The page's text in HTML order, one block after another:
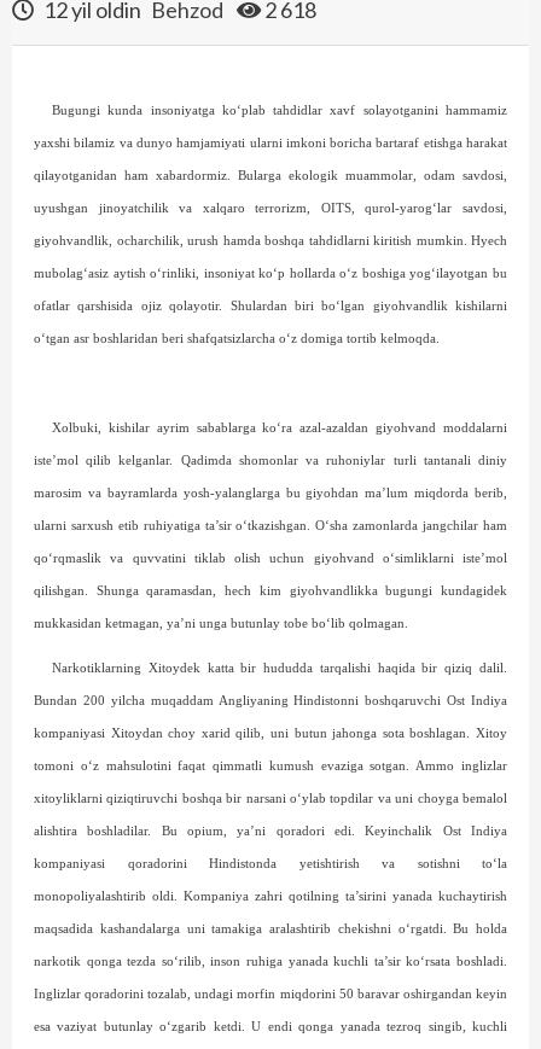
12 yil oldin Behzod 2 618
Bugungi kunda insoniyatga ko‘plab tahdidlar xavf solayotganini hammamiz
yaxshi bilamiz va dunyo hamjamiyati ularni imkoni boricha bartaraf etishga harakat
qilayotganidan ham xabardormiz. Bularga ekologik muammolar, odam savdosi,
uyushgan jinoyatchilik va xalqaro terrorizm, OITS, qurol-yarog‘lar savdosi,
giyohvandlik, ocharchilik, urush hamda boshqa tahdidlarni kiritish mumkin. Hyech
mubolag‘asiz aytish o‘rinliki, insoniyat ko‘p hollarda o‘z boshiga yog‘ilayotgan bu
ofatlar qarshisida ojiz qolayotir. Shulardan biri bo‘lgan giyohvandlik kishilarni
o‘tgan asr boshlaridan beri shafqatsizlarcha o‘z domiga tortib kelmoqda.
Xolbuki, kishilar ayrim sabablarga ko‘ra azal-azaldan giyohvand moddalarni
iste’mol qilib kelganlar. Qadimda shomonlar va ruhoniylar turli tantanali diniy
marosim va bayramlarda yosh-yalanglarga bu giyohdan ma’lum miqdorda berib,
ularni sarxush etib ruhiyatiga ta’sir o‘tkazishgan. O‘sha zamonlarda jangchilar ham
qo‘rq­maslik va quvvatini tiklab olish uchun giyohvand o‘simliklarni iste’mol
qilishgan. Shunga qaramasdan, hech kim giyohvandlikka bugungi kundagidek
mukkasidan ketmagan, ya’ni unga butunlay tobe bo‘lib qolmagan.
Narkotiklarning Xitoydek katta bir hududda tarqalishi haqida bir qiziq dalil.
Bundan 200 yilcha muqaddam Angliyaning Hindistonni boshqaruvchi Ost Indiya
kompaniyasi Xitoydan choy xarid qilib, uni butun jahonga sota boshlagan. Xitoy
tomoni o‘z mahsulotini faqat qimmatli kumush evaziga sotgan. Ammo inglizlar
xitoyliklarni qiziqtiruvchi boshqa bir narsani o‘ylab topdilar va uni choyga bemalol
alishtira boshladilar. Bu opium, ya’ni qoradori edi. Keyinchalik Ost Indiya
kompaniyasi qoradorini Hindistonda yetishtirish va sotishni to‘la
monopoliyalashtirib oldi. Kompaniya zahri qotilning ta’sirini yanada kuchaytirish
maqsadida kashandalarga uni tamakiga aralashtirib chekishni o‘rgatdi. Bu holda
narkotik qonga tezda so‘rilib, inson ruhiga yanada kuchli ta’sir ko‘rsata boshladi.
Inglizlar qoradorini tozalab, undagi morfin miqdorini 50 baravar oshirgandan keyin
esa vaziyat butunlay o‘zgarib ketdi. U endi qonga yanada tezroq singib, kuchli